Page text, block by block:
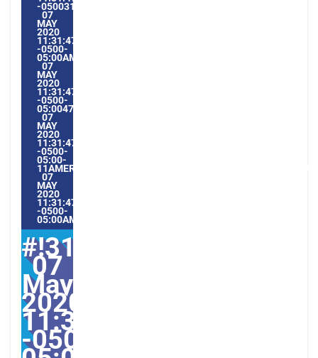
-05003111315AMTHURSDAY=1009#!31THU,
07
MAY
2020
11:31:47
-0500-
05:00AMERICA/GUAYAQUIL5#MAY#!31THU,
07
MAY
2020
11:31:47
-0500-
05:004731#/31THU,
07
MAY
2020
11:31:47
-0500-
05:00-
11AMERICA/GUAYAQUIL3131AMERICA/
07
MAY
2020
11:31:47
-0500-
05:00AMERICA/GUAYAQUIL5#
#!31Thu,
07
May
2020
11:31:47
-0500-